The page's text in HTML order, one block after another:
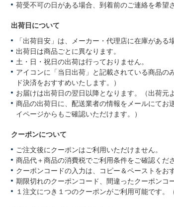
荷受不可の日がある場合、到着前のご連絡を希望
出荷日について
「出荷目安」は、メーカー・代理店に在庫があ
出荷日は商品ごとに異なります。
土・日・祝日の出荷は行っておりません。
アイコンに「当日出荷」と記載されている商品
ド決済をおすすめいたします。）
お届けは出荷日の翌日以降となります。（出荷元
商品の出荷日に、配送業者の情報をメールにてお
イページからもご確認いただけます。）
クーポンについて
ご注文後にクーポンはご利用いただけません。
商品代＋商品の消費税でご利用条件をご確認くだ
クーポンコードの入力は、コピー＆ペーストをお
期限切れのクーポンコード、間違ったクーポンコ
１注文につき１つのクーポンがご利用可能です。